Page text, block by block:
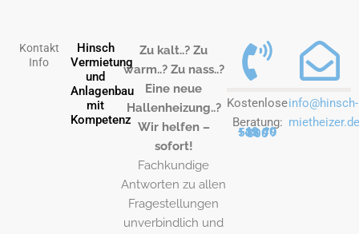
Kontakt
Info
Hinsch
Vermietung
und
Anlagenbau
mit
Kompetenz
Zu kalt..? Zu
warm..? Zu nass..?
Eine neue
Hallenheizung..?
Wir helfen –
sofort!
Fachkundige
Antworten zu allen
Fragestellungen
unverbindlich und
Kostenlose
Beratung:
+49 40 538 79 800
info@hinsch-